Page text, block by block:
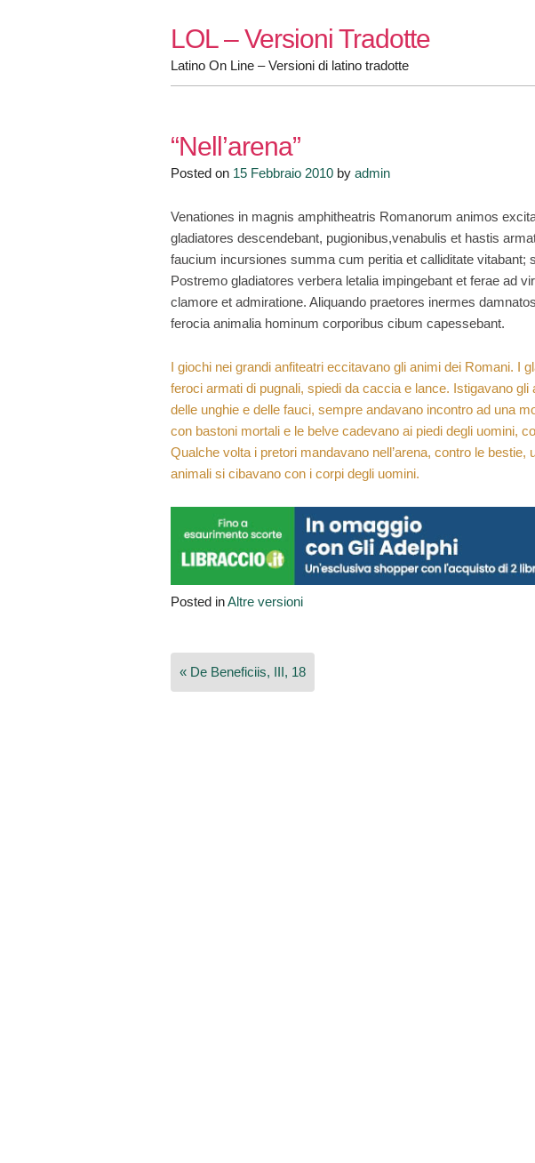
LOL – Versioni Tradotte
Latino On Line – Versioni di latino tradotte
“Nell’arena”
Posted on 15 Febbraio 2010 by admin
Venationes in magnis amphitheatris Romanorum animos
gladiatores descendebant, pugionibus,venabulis et hastis
faucium incursiones summa cum peritia et calliditate vitabant;
Postremo gladiatores verbera letalia impingebant et ferae ad
clamore et admiratione. Aliquando praetores inermes
ferocia animalia hominum corporibus cibum capessebant.
I giochi nei grandi anfiteatri eccitavano gli animi dei Romani. I
feroci armati di pugnali, spiedi da caccia e lance. Istigavano
delle unghie e delle fauci, sempre andavano incontro ad una
con bastoni mortali e le belve cadevano ai piedi degli uomini,
Qualche volta i pretori mandavano nell’arena, contro le
animali si cibavano con i corpi degli uomini.
Posted inAltre versioni
Navigazione
articoli
« De Beneficiis, III, 18